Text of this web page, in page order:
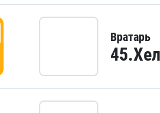
Вратарь